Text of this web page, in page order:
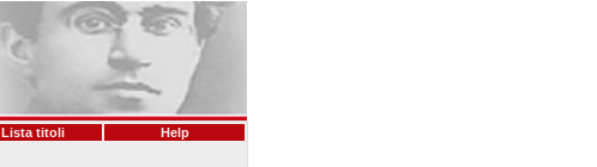
Lista titoli Help